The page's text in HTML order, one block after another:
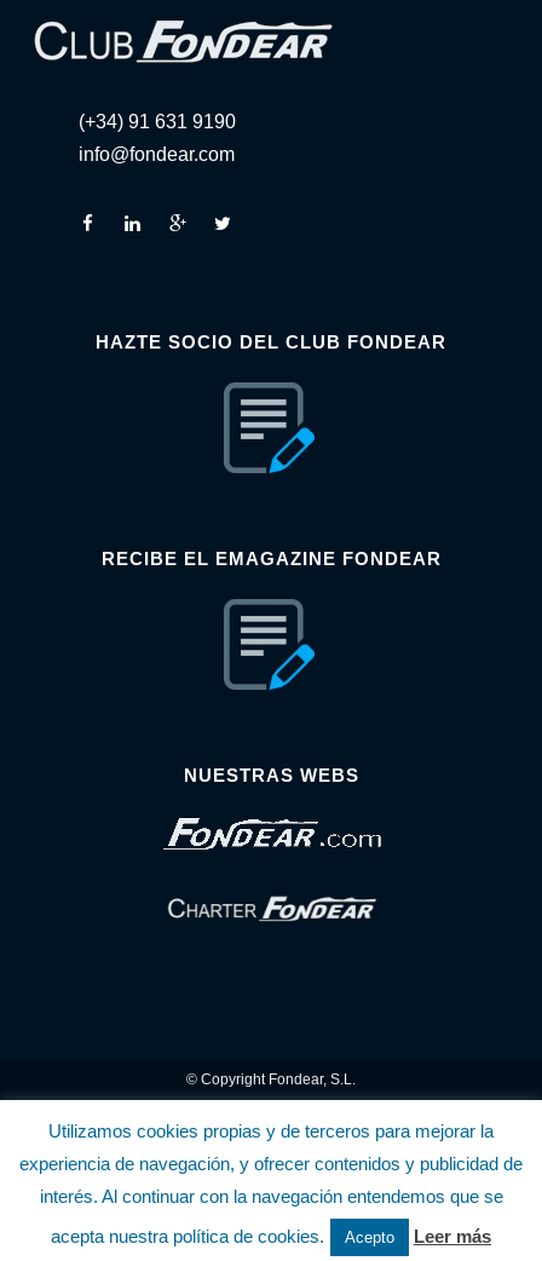
(+34) 91 631 9190
info@fondear.com
HAZTE SOCIO DEL CLUB FONDEAR
RECIBE EL EMAGAZINE FONDEAR
NUESTRAS WEBS
© Copyright Fondear, S.L.
Aunque se consideran exactas, declinamos toda responsabilidad sobre la
información y precios inscritos. Estas informaciones no son contractuales.
Política de privacidad y cookies .........................-......................... Política de utilización
Utilizamos cookies propias y de terceros para mejorar la
experiencia de navegación, y ofrecer contenidos y publicidad de
interés. Al continuar con la navegación entendemos que se
acepta nuestra política de cookies.
Acepto Leer más